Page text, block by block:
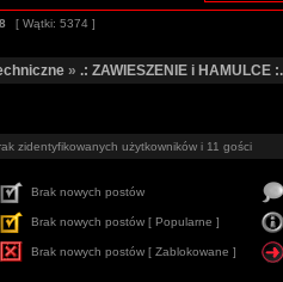
[ Wątki: 5374 ]
» .: ZAWIESZENIE i HAMULCE :.
zidentyfikowanych użytkowników i 11 gości
Brak nowych postów
Brak nowych postów [ Popularne ]
Brak nowych postów [ Zablokowane ]